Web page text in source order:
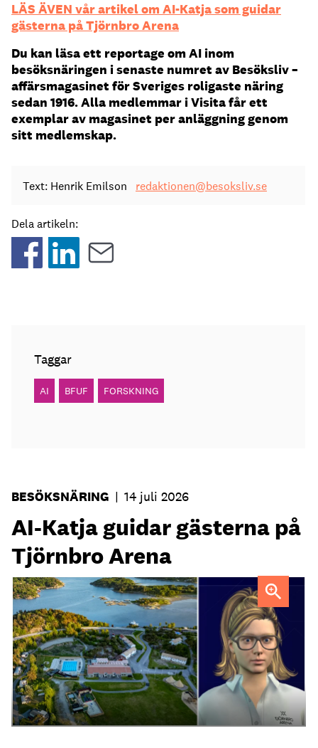
LÄS ÄVEN vår artikel om AI-Katja som guidar
gästerna på Tjörnbro Arena
Du kan läsa ett reportage om AI inom
besöksnäringen i senaste numret av Besöksliv –
affärsmagasinet för Sveriges roligaste näring
sedan 1916. Alla medlemmar i Visita får ett
exemplar av magasinet per anläggning genom
sitt medlemskap.
Text: Henrik Emilson redaktionen@besoksliv.se
Dela artikeln:
Taggar
AI BFUF FORSKNING
BESÖKSNÄRING | 14 juli 2026
AI-Katja guidar gästerna på
Tjörnbro Arena
AI-medarbetaren Katja tillträdde i tjänst i april.